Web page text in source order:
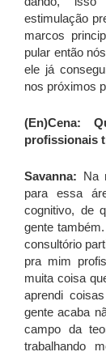
estimulação
marcos
pular então
ele já
nos próximos
(En)Cena:
profissionais
Savanna: Na
para essa
cognitivo, de
gente
consultório
pra mim
muita coisa
aprendi
gente acaba
campo da
trabalhando